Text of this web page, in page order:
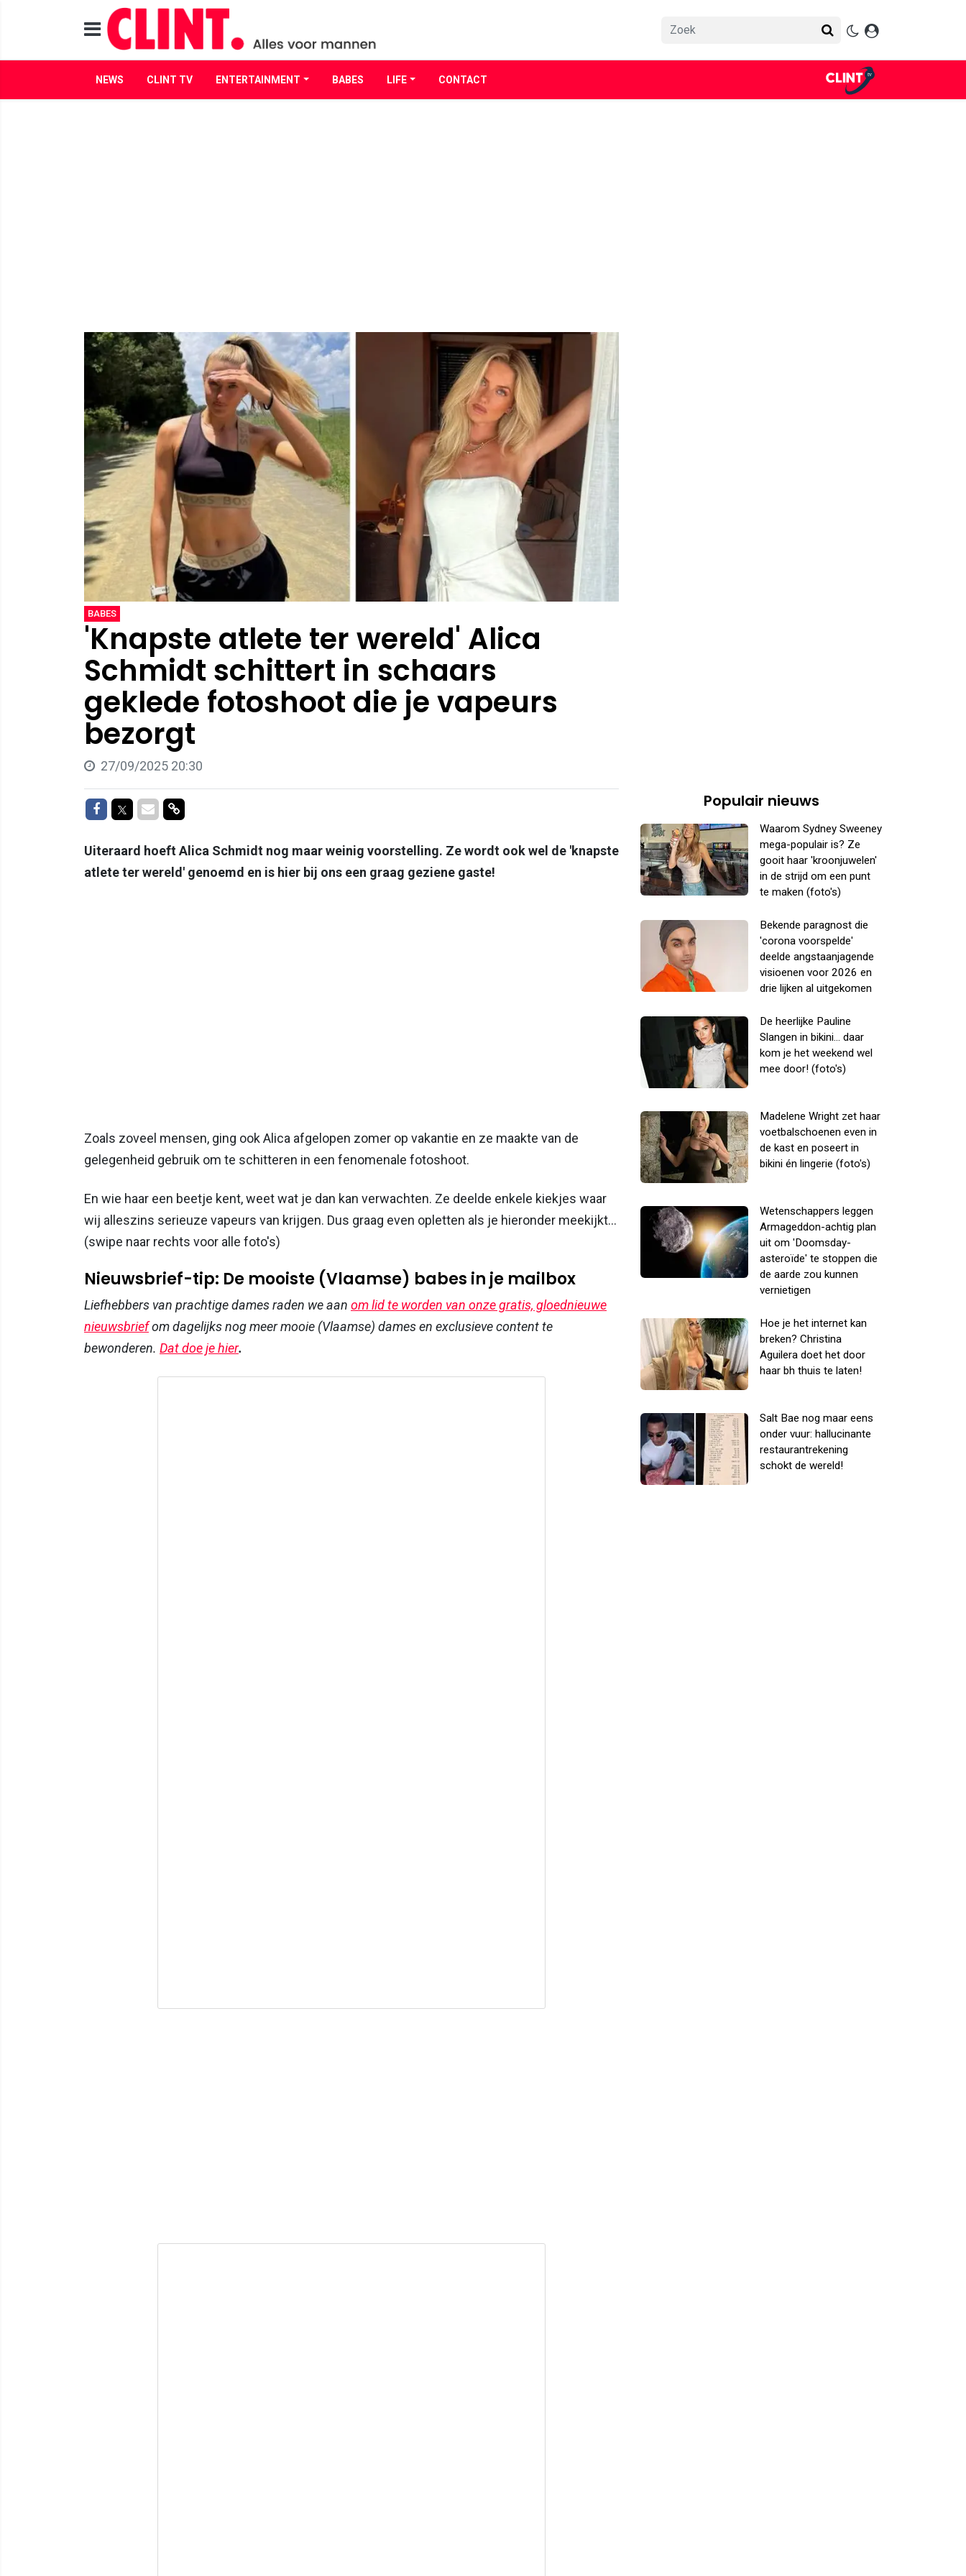
NEWS CLINT TV ENTERTAINMENT BABES LIFE CONTACT
BABES
'Knapste atlete ter wereld' Alica
Schmidt schittert in schaars
geklede fotoshoot die je vapeurs
bezorgt
27/09/2025 20:30
Delen op Facebook
Delen op Twitter
Delen via Mail
Delen via link
Uiteraard hoeft Alica Schmidt nog maar weinig voorstelling. Ze wordt ook wel de 'knapste
atlete ter wereld' genoemd en is hier bij ons een graag geziene gaste!
Zoals zoveel mensen, ging ook Alica afgelopen zomer op vakantie en ze maakte van de
gelegenheid gebruik om te schitteren in een fenomenale fotoshoot.
En wie haar een beetje kent, weet wat je dan kan verwachten. Ze deelde enkele kiekjes waar
wij alleszins serieuze vapeurs van krijgen. Dus graag even opletten als je hieronder meekijkt...
(swipe naar rechts voor alle foto's)
Nieuwsbrief-tip: De mooiste (Vlaamse) babes in je mailbox
Liefhebbers van prachtige dames raden we aan om lid te worden van onze gratis, gloednieuwe
nieuwsbriefom dagelijks nog meer mooie (Vlaamse) dames en exclusieve content te
bewonderen. Dat doe je hier.
Populair nieuws
Waarom Sydney Sweeney
mega-populair is? Ze
gooit haar 'kroonjuwelen'
in de strijd om een punt
te maken (foto's)
Bekende paragnost die
'corona voorspelde'
deelde angstaanjagende
visioenen voor 2026 en
drie lijken al uitgekomen
De heerlijke Pauline
Slangen in bikini... daar
kom je het weekend wel
mee door! (foto's)
Madelene Wright zet haar
voetbalschoenen even in
de kast en poseert in
bikini én lingerie (foto's)
Wetenschappers leggen
Armageddon-achtig plan
uit om 'Doomsday-
asteroïde' te stoppen die
de aarde zou kunnen
vernietigen
Hoe je het internet kan
breken? Christina
Aguilera doet het door
haar bh thuis te laten!
Salt Bae nog maar eens
onder vuur: hallucinante
restaurantrekening
schokt de wereld!